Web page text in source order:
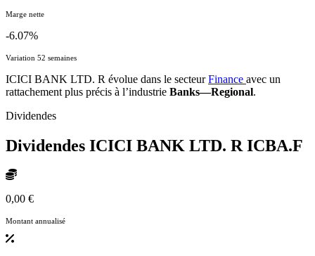
Marge nette
-6.07%
Variation 52 semaines
ICICI BANK LTD. R évolue dans le secteurFinance avec un
rattachement plus précis à l’industrie Banks—Regional.
Dividendes
Dividendes ICICI BANK LTD. R ICBA.F
0,00 €
Montant annualisé